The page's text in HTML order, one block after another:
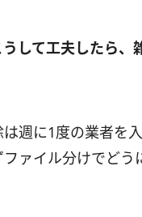
うして工夫したら、
は週に1度の業者
ァイル分けでどう